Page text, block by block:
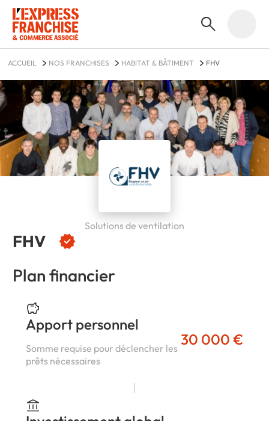
ACCUEIL NOS FRANCHISES HABITAT & BÂTIMENT FHV
FHV
Solutions de ventilation
Plan financier
Apport personnel
Somme requise pour déclencher les
prêts nécessaires
30 000 €